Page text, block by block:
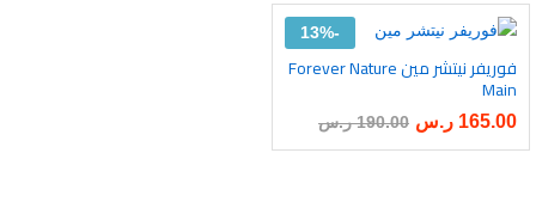
-
13%
أضف
رغبات
فوريفر نيتشر مين Forever Nature
Main
165.00 ر.س 190.00 ر.س